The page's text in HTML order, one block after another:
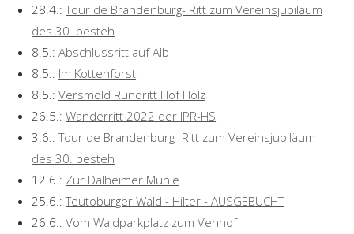
28.4.:Tour de Brandenburg- Ritt zum Vereinsjubiläum
des 30. besteh
8.5.:Abschlussritt auf Alb
8.5.: Im Kottenforst
8.5.:Versmold Rundritt Hof Holz
26.5.:Wanderritt 2022 der IPR-HS
3.6.:Tour de Brandenburg -Ritt zum Vereinsjubiläum
des 30. besteh
12.6.: Zur Dalheimer Mühle
25.6.:Teutoburger Wald - Hilter - AUSGEBUCHT
26.6.:Vom Waldparkplatz zum Venhof